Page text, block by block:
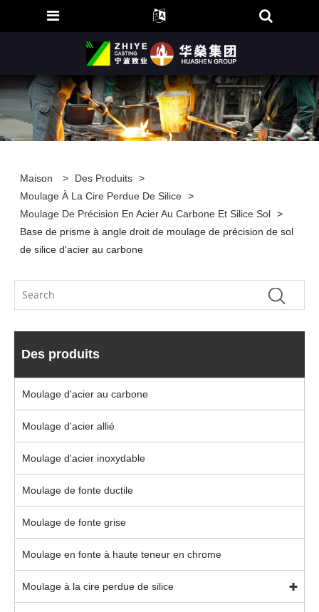
Maison > Des Produits >
Moulage À La Cire Perdue De Silice >
Moulage De Précision En Acier Au Carbone Et Silice Sol >
Base de prisme à angle droit de moulage de précision de sol
de silice d'acier au carbone
Des produits
Moulage d'acier au carbone
Moulage d'acier allié
Moulage d'acier inoxydable
Moulage de fonte ductile
Moulage de fonte grise
Moulage en fonte à haute teneur en chrome
Moulage à la cire perdue de silice